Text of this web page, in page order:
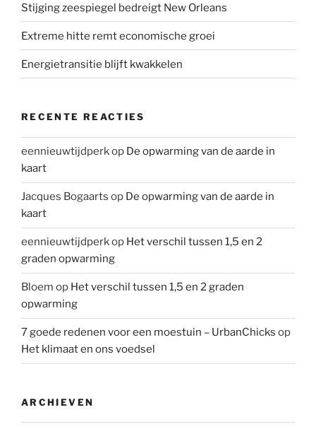
Stijging zeespiegel bedreigt New Orleans
Extreme hitte remt economische groei
Energietransitie blijft kwakkelen
RECENTE REACTIES
eennieuwtijdperkop De opwarming van de aarde in
kaart
Jacques Bogaarts op De opwarming van de aarde in
kaart
eennieuwtijdperkop Het verschil tussen 1,5 en 2
graden opwarming
Bloem op Het verschil tussen 1,5 en 2 graden
opwarming
7 goede redenen voor een moestuin – UrbanChicks op
Het klimaat en ons voedsel
ARCHIEVEN